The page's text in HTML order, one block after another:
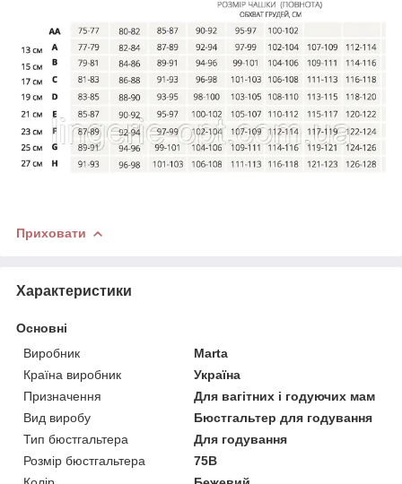
Приховати
Характеристики
Основні
Виробник
Marta
Країна виробник
Україна
Призначення
Для вагітних і годуючих мам
Вид виробу
Бюстгальтер для годування
Тип бюстгальтера
Для годування
Розмір бюстгальтера
75B